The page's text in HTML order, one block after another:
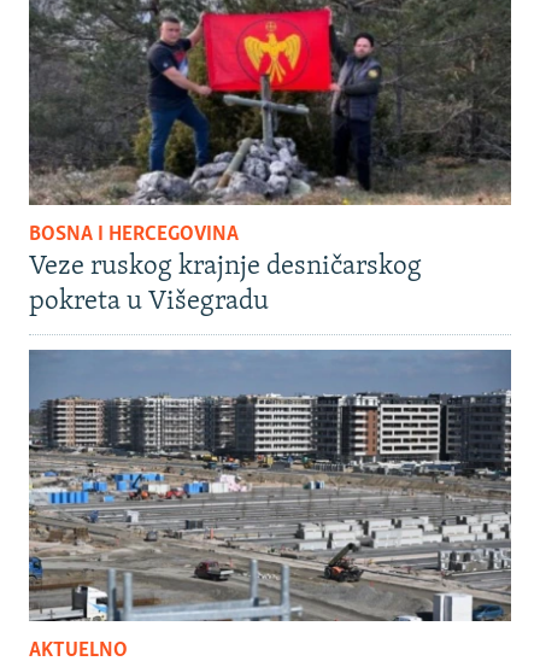
BOSNA I HERCEGOVINA
Veze ruskog krajnje desničarskog
pokreta u Višegradu
AKTUELNO